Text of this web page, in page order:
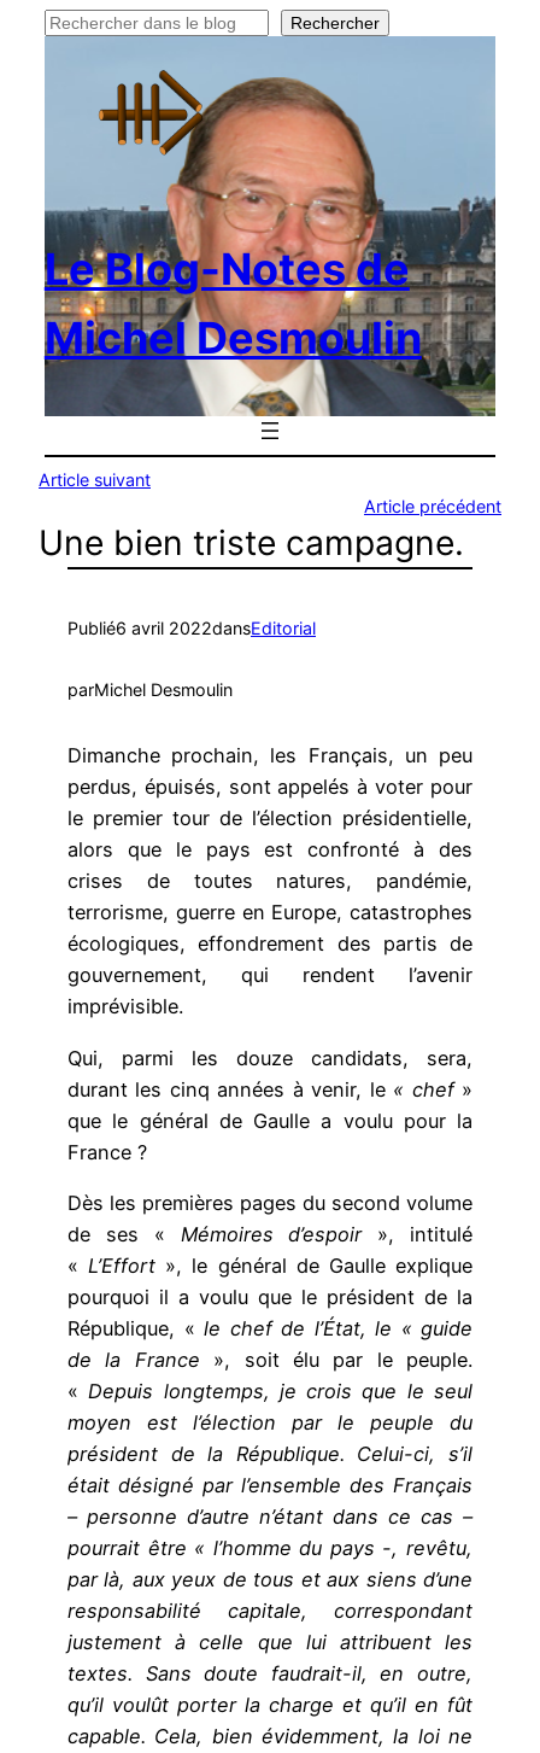
Rechercher Rechercher
Le Blog-Notes de
Michel Desmoulin
Article suivant
Article précédent
Une bien triste campagne.
Publié6 avril 2022dansEditorial
parMichel Desmoulin
Dimanche prochain, les Français, un peu
perdus, épuisés, sont appelés à voter pour
le premier tour de l’élection présidentielle,
alors que le pays est confronté à des
crises de toutes natures, pandémie,
terrorisme, guerre en Europe, catastrophes
écologiques, effondrement des partis de
gouvernement, qui rendent l’avenir
imprévisible.
Qui, parmi les douze candidats, sera,
durant les cinq années à venir, le« chef»
que le général de Gaulle a voulu pour la
France ?
Dès les premières pages du second volume
de ses « Mémoires d’espoir», intitulé
« L’Effort », le général de Gaulle explique
pourquoi il a voulu que le président de la
République, « le chef de l’État, le « guide
de la France », soit élu par le peuple.
« Depuis longtemps, je crois que le seul
moyen est l’élection par le peuple du
président de la République. Celui-ci, s’il
était désigné par l’ensemble des Français
– personne d’autre n’étant dans ce cas –
pourrait être « l’homme du pays -, revêtu,
par là, aux yeux de tous et aux siens d’une
responsabilité capitale, correspondant
justement à celle que lui attribuent les
textes. Sans doute faudrait-il, en outre,
qu’il voulût porter la charge et qu’il en fût
capable. Cela, bien évidemment, la loi ne